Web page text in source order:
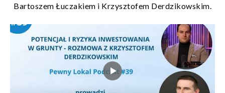
Bartoszem Łuczakiem i Krzysztofem Derdzikowskim.